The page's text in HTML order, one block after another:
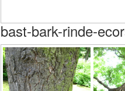
bast-bark-rinde-